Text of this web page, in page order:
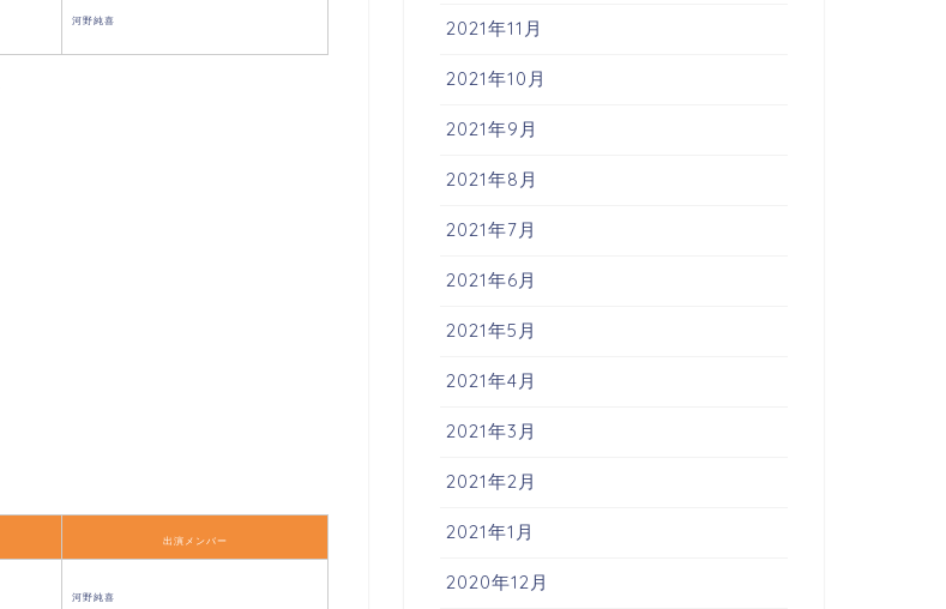
河野純喜
出演メンバー
河野純喜
2021年11月
2021年10月
2021年9月
2021年8月
2021年7月
2021年6月
2021年5月
2021年4月
2021年3月
2021年2月
2021年1月
2020年12月